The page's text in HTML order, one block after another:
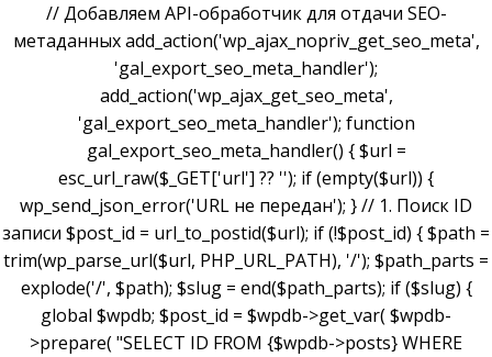
// Добавляем API-обработчик для отдачи SEO-
метаданных add_action('wp_ajax_nopriv_get_seo_meta',
'gal_export_seo_meta_handler');
add_action('wp_ajax_get_seo_meta',
'gal_export_seo_meta_handler'); function
gal_export_seo_meta_handler() { $url =
esc_url_raw($_GET['url'] ?? ''); if (empty($url)) {
wp_send_json_error('URL не передан'); } // 1. Поиск ID
записи $post_id = url_to_postid($url); if (!$post_id) { $path =
trim(wp_parse_url($url, PHP_URL_PATH), '/'); $path_parts =
explode('/', $path); $slug = end($path_parts); if ($slug) {
global $wpdb; $post_id = $wpdb->get_var( $wpdb-
>prepare( "SELECT ID FROM {$wpdb->posts} WHERE